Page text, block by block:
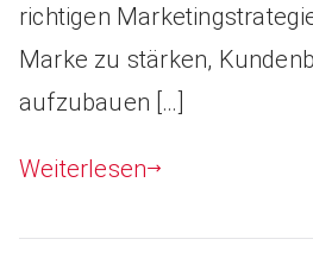
richtigen
Marke zu stärken,
aufzubauen […]
Weiterlesen